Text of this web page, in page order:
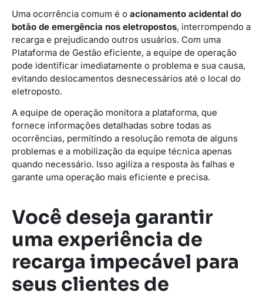
Uma ocorrência comum é o acionamento acidental do
botão de emergência nos eletropostos, interrompendo a
recarga e prejudicando outros usuários. Com uma
Plataforma de Gestão eficiente, a equipe de operação
pode identificar imediatamente o problema e sua causa,
evitando deslocamentos desnecessários até o local do
eletroposto.
A equipe de operação monitora a plataforma, que
fornece informações detalhadas sobre todas as
ocorrências, permitindo a resolução remota de alguns
problemas e a mobilização da equipe técnica apenas
quando necessário. Isso agiliza a resposta às falhas e
garante uma operação mais eficiente e precisa.
Você deseja garantir
uma experiência de
recarga impecável para
seus clientes de